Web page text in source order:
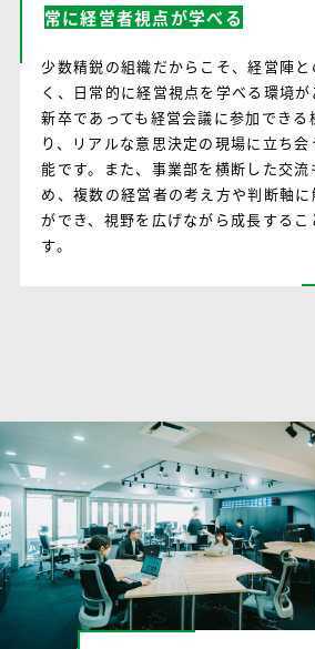
常に経営者視点が学べる
少数精鋭の組織だからこそ、経営陣
く、日常的に経営視点を学べる環境が
新卒であっても経営会議に参加できる
り、リアルな意思決定の現場に立ち会
能です。また、事業部を横断した交流
め、複数の経営者の考え方や判断軸に
ができ、視野を広げながら成長するこ
す。